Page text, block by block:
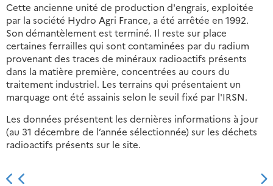
Cette ancienne unité de production d'engrais, exploitée
par la société Hydro Agri France, a été arrêtée en 1992.
Son démantèlement est terminé. Il reste sur place
certaines ferrailles qui sont contaminées par du radium
provenant des traces de minéraux radioactifs présents
dans la matière première, concentrées au cours du
traitement industriel. Les terrains qui présentaient un
marquage ont été assainis selon le seuil fixé par l'IRSN.
Les données présentent les dernières informations à jour
(au 31 décembre de l’année sélectionnée) sur les déchets
radioactifs présents sur le site.